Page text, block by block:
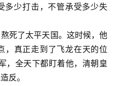
少打击，不管承受多少失
死了太平天国。这时候，他
，真正走到了飞龙在天的位
，全天下都盯着他，清朝皇
反。